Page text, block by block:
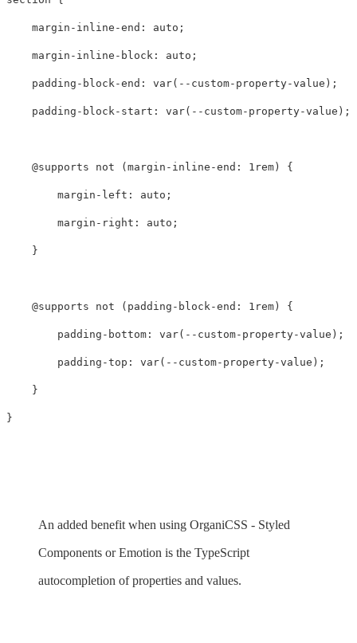
margin-inline-end : auto ;
margin-inline-block : auto ;
padding-block-end : var( --custom-property-value );
padding-block-start : var( --custom-property-value );
@supports not ( margin-inline-end : 1rem ) {
margin-left : auto ;
margin-right : auto ;
}
@supports not ( padding-block-end : 1rem ) {
padding-bottom : var( --custom-property-value );
padding-top : var( --custom-property-value );
}
}
An added benefit when using OrganiCSS - Styled
Components or Emotion is the TypeScript
autocompletion of properties and values.